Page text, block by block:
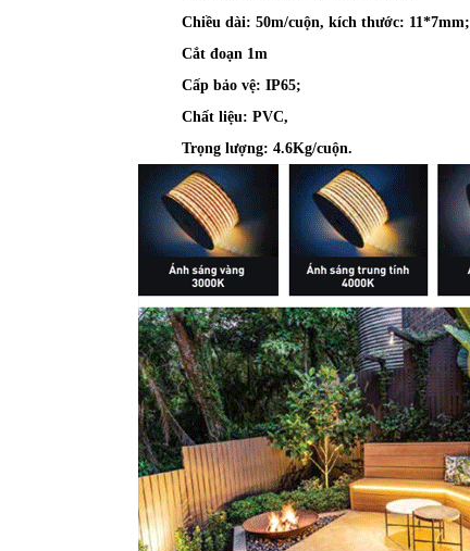
Chiều dài: 50m/cuộn, kích thước: 11*7mm;
Cắt đoạn 1m
Cấp bảo vệ: IP65;
Chất liệu: PVC,
Trọng lượng: 4.6Kg/cuộn.